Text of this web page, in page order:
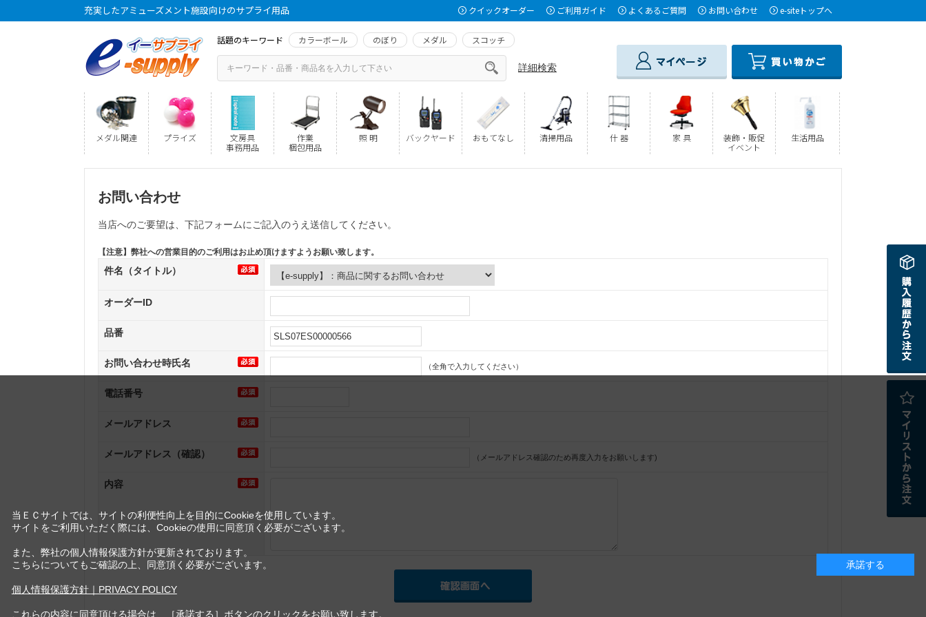
充実したアミューズメント施設向けのサプライ用品 クイックオーダー ご利用ガイド よくあるご質問 お問い合わせ e-siteトップへ
話題のキーワード カラーボール のぼり メダル スコッチ
詳細検索
メダル関連 プライズ
文房具
事務用品
作業
梱包用品
照 明 バックヤード おもてなし 清掃用品 什 器 家 具
装飾・販促
イベント
生活用品
お問い合わせ
当店へのご要望は、下記フォームにご記入のうえ送信してください。
【注意】弊社への営業目的のご利用はお止め頂けますようお願い致します。
件名（タイトル）
オーダーID
品番
お問い合わせ時氏名 （全角で入力してください）
電話番号
メールアドレス
メールアドレス（確認） （メールアドレス確認のため再度入力をお願いします)
内容
当ＥＣサイトでは、サイトの利便性向上を目的にCookieを使用しています。
サイトをご利用いただく際には、Cookieの使用に同意頂く必要がございます。
また、弊社の個人情報保護方針が更新されております。
こちらについてもご確認の上、同意頂く必要がございます。
個人情報保護方針｜PRIVACY POLICY
これらの内容に同意頂ける場合は、［承諾する］ボタンのクリックをお願い致します。
承諾する